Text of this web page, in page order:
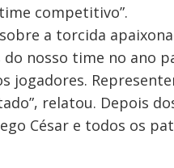
competitivo”.
a torcida
nosso time no ano
jogadores.
relatou. Depois
César e todos os